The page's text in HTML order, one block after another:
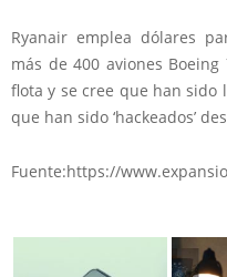
Ryanair emplea dólares
más de 400 aviones
flota y se cree que han sido
que han sido ‘hackeados’
Fuente:https://